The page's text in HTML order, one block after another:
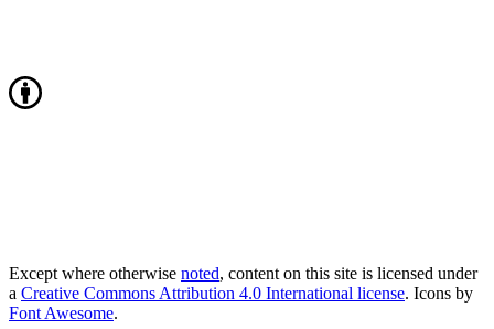
Except where otherwise noted, content on this site is licensed under
a Creative Commons Attribution 4.0 International license. Icons by
Font Awesome.